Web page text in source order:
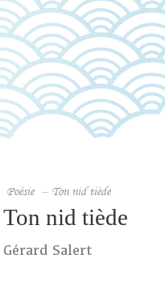
Poésie – Ton nid tiède
Ton nid tiède
Gérard Salert